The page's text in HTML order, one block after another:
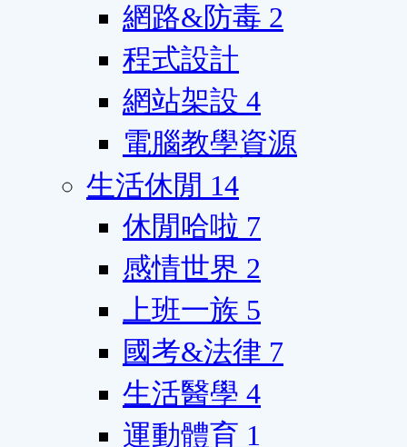
網路&防毒 2
程式設計
網站架設 4
電腦教學資源
生活休閒 14
休閒哈啦 7
感情世界 2
上班一族 5
國考&法律 7
生活醫學 4
運動體育 1